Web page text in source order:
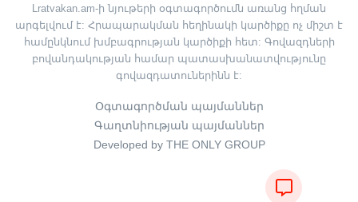
Lratvakan.am-ի նյութերի օգտագործումն առանց հղման
արգելվում է: Հրապարակման հեղինակի կարծիքը ոչ միշտ է
համընկնում խմբագրության կարծիքի հետ: Գովազդների
բովանդակության համար պատասխանատվությունը
գովազդատուներինն է:
Օգտագործման պայմաններ
Գաղտնիության պայմաններ
Developed by THE ONLY GROUP